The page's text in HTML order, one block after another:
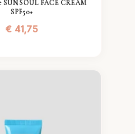
SOUL FACE CREAM
SPF50+
€ 41,75